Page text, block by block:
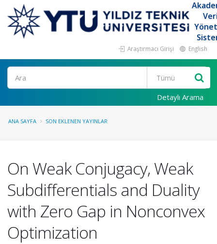
Araştırmacı Girişi English
Ara
Detaylı Arama
ANA SAYFA SON EKLENEN YAYINLAR
On Weak Conjugacy, Weak
Subdifferentials and Duality
with Zero Gap in Nonconvex
Optimization